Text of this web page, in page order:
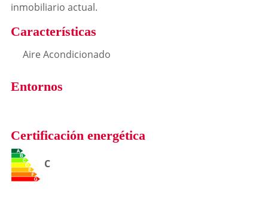
inmobiliario actual.
Características
Aire Acondicionado
Entornos
Certificación energética
C